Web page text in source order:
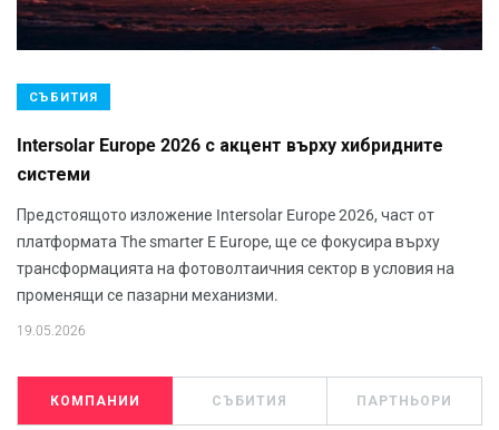
СЪБИТИЯ
Intersolar Europe 2026 с акцент върху хибридните
системи
Предстоящото изложение Intersolar Europe 2026, част от
платформата The smarter E Europe, ще се фокусира върху
трансформацията на фотоволтаичния сектор в условия на
променящи се пазарни механизми.
19.05.2026
КОМПАНИИ СЪБИТИЯ ПАРТНЬОРИ